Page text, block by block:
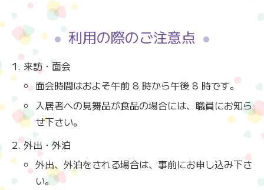
利用の際のご注意点
来訪・面会
面会時間はおよそ午前 8 時から午後 8 時です。
入居者への見舞品が食品の場合には、職員にお知ら
せ下さい。
外出・外泊
外出、外泊をされる場合は、事前にお申し込み下さ
い。